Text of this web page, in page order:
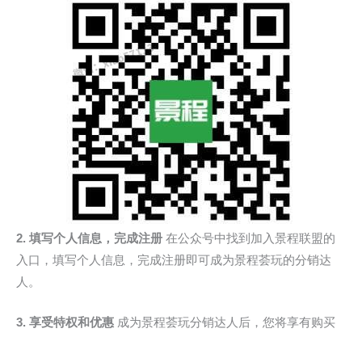
2. 填写个人信息，完成注册 在公众号中找到加入景程联盟的
入口，填写个人信息，完成注册即可成为景程荟玩的分销达
人。
3. 享受特权和优惠 成为景程荟玩分销达人后，您将享有购买